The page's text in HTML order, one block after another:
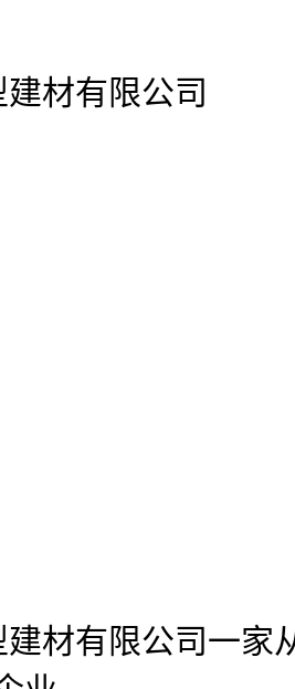
建材有限公司
建材有限公司一家